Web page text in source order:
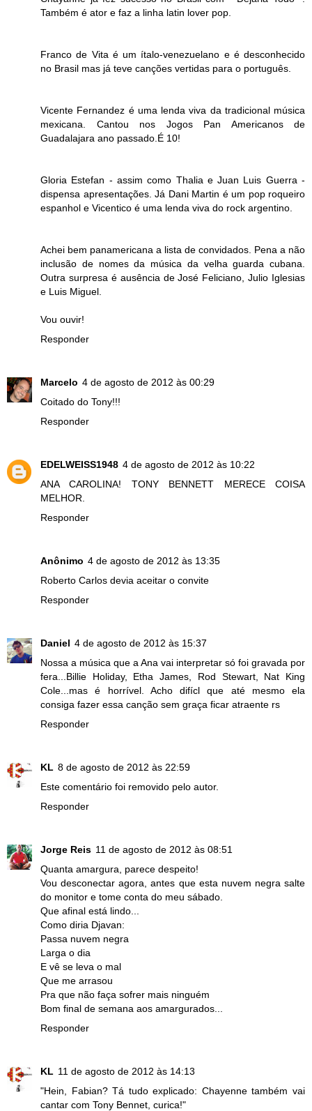
Também é ator e faz a linha latin lover pop.
Franco de Vita é um ítalo-venezuelano e é desconhecido
no Brasil mas já teve canções vertidas para o português.
Vicente Fernandez é uma lenda viva da tradicional música
mexicana. Cantou nos Jogos Pan Americanos de
Guadalajara ano passado.É 10!
Gloria Estefan - assim como Thalia e Juan Luis Guerra -
dispensa apresentações. Já Dani Martin é um pop roqueiro
espanhol e Vicentico é uma lenda viva do rock argentino.
Achei bem panamericana a lista de convidados. Pena a não
inclusão de nomes da música da velha guarda cubana.
Outra surpresa é ausência de José Feliciano, Julio Iglesias
e Luis Miguel.
Vou ouvir!
Responder
Marcelo 4 de agosto de 2012 às 00:29
Coitado do Tony!!!
Responder
EDELWEISS1948 4 de agosto de 2012 às 10:22
ANA CAROLINA! TONY BENNETT MERECE COISA
MELHOR.
Responder
Anônimo 4 de agosto de 2012 às 13:35
Roberto Carlos devia aceitar o convite
Responder
Daniel 4 de agosto de 2012 às 15:37
Nossa a música que a Ana vai interpretar só foi gravada por
fera...Billie Holiday, Etha James, Rod Stewart, Nat King
Cole...mas é horrível. Acho difícl que até mesmo ela
consiga fazer essa canção sem graça ficar atraente rs
Responder
KL 8 de agosto de 2012 às 22:59
Este comentário foi removido pelo autor.
Responder
Jorge Reis 11 de agosto de 2012 às 08:51
Quanta amargura, parece despeito!
Vou desconectar agora, antes que esta nuvem negra salte
do monitor e tome conta do meu sábado.
Que afinal está lindo...
Como diria Djavan:
Passa nuvem negra
Larga o dia
E vê se leva o mal
Que me arrasou
Pra que não faça sofrer mais ninguém
Bom final de semana aos amargurados...
Responder
KL 11 de agosto de 2012 às 14:13
"Hein, Fabian? Tá tudo explicado: Chayenne também vai
cantar com Tony Bennet, curica!"